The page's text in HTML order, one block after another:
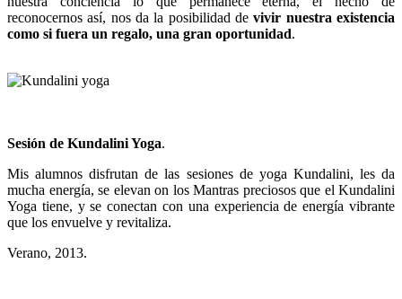
reconocernos así, nos da la posibilidad devivir nuestra existencia
como si fuera un regalo, una gran oportunidad.
Sesión de Kundalini Yoga.
Mis alumnos disfrutan de las sesiones de yoga Kundalini, les da
mucha energía, se elevan on los Mantras preciosos que el Kundalini
Yoga tiene, y se conectan con una experiencia de energía vibrante
que los envuelve y revitaliza.
Verano, 2013.